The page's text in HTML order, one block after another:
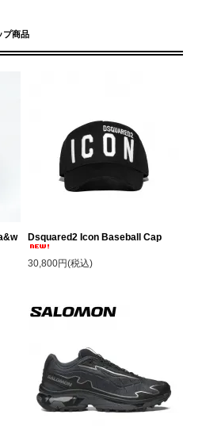
プ商品
Dsquared2 Icon Baseball Cap
30,800円(税込)